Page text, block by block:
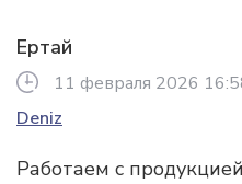
Ертай
11 февраля 2026
Deniz
Работаем с